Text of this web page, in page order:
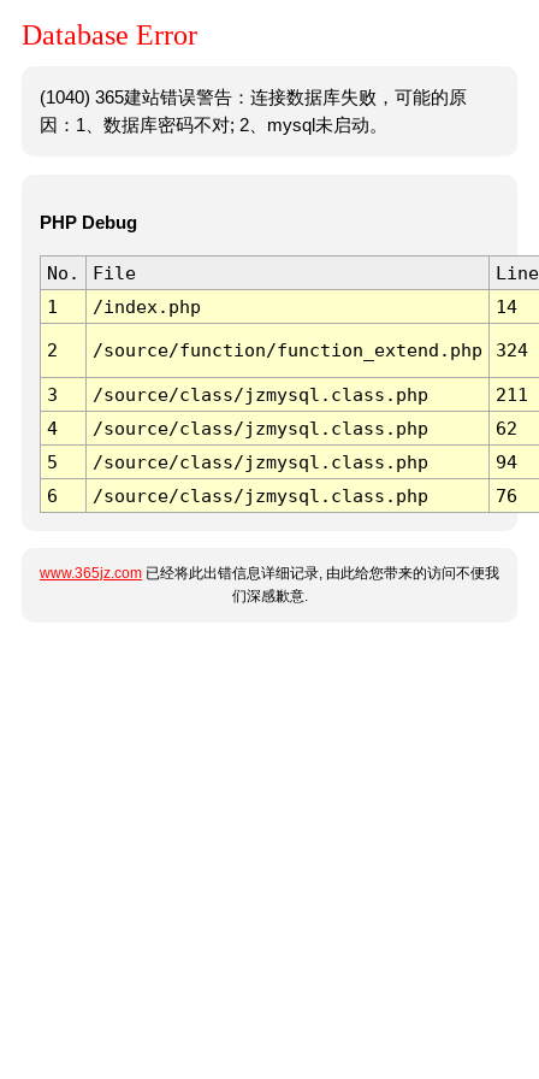
Database Error
(1040) 365建站错误警告：连接数据库失败，可能的原
因：1、数据库密码不对; 2、mysql未启动。
PHP Debug
No. File
Line
1
/index.php 14
2 /source/function/function_extend.php 324
3 /source/class/jzmysql.class.php
211
4
/source/class/jzmysql.class.php
62
5
/source/class/jzmysql.class.php
94
6
/source/class/jzmysql.class.php 76
www.365jz.com 已经将此出错信息详细记录, 由此给您带来的访问不便我
们深感歉意.